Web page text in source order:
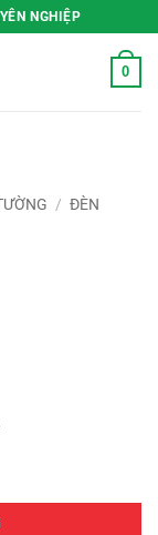
NGHIỆP
0
/ ĐÈN